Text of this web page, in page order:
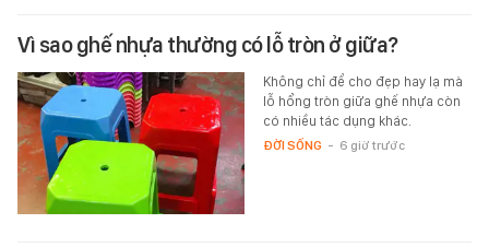
Vì sao ghế nhựa thường có lỗ tròn ở giữa?
Không chỉ để cho đẹp hay lạ mà
lỗ hổng tròn giữa ghế nhựa còn
có nhiều tác dụng khác.
ĐỜI SỐNG - 6 giờ trước